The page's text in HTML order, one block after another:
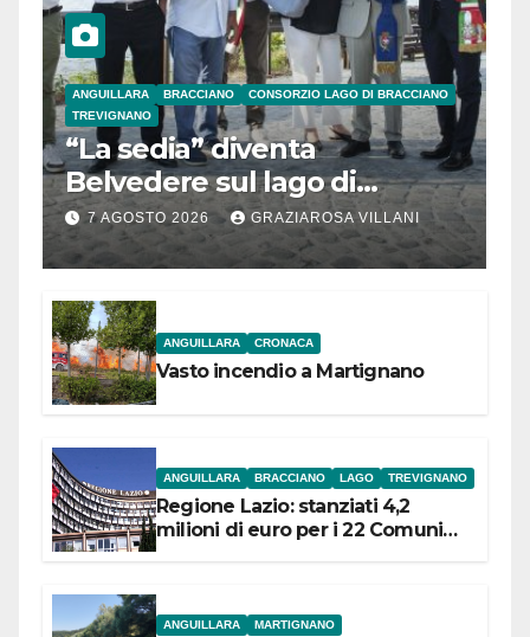
ANGUILLARA BRACCIANO
CONSORZIO LAGO DI BRACCIANO
TREVIGNANO
“La sedia” diventa
Belvedere sul lago di
Bracciano: ieri
l’inaugurazione
7 AGOSTO 2026 GRAZIAROSA VILLANI
ANGUILLARA CRONACA
Vasto incendio a Martignano
ANGUILLARA BRACCIANO LAGO TREVIGNANO
Regione Lazio: stanziati 4,2
milioni di euro per i 22 Comuni
ANGUILLARA MARTIGNANO